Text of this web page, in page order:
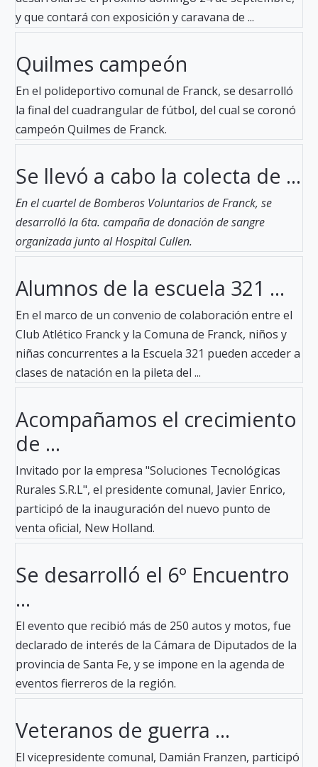
y que contará con exposición y caravana de ...
Quilmes campeón
En el polideportivo comunal de Franck, se desarrolló
la final del cuadrangular de fútbol, del cual se coronó
campeón Quilmes de Franck.
Se llevó a cabo la colecta de ...
En el cuartel de Bomberos Voluntarios de Franck, se
desarrolló la 6ta. campaña de donación de sangre
organizada junto al Hospital Cullen.
Alumnos de la escuela 321 ...
En el marco de un convenio de colaboración entre el
Club Atlético Franck y la Comuna de Franck, niños y
niñas concurrentes a la Escuela 321 pueden acceder a
clases de natación en la pileta del ...
Acompañamos el crecimiento
de ...
Invitado por la empresa "Soluciones Tecnológicas
Rurales S.R.L", el presidente comunal, Javier Enrico,
participó de la inauguración del nuevo punto de
venta oficial, New Holland.
Se desarrolló el 6º Encuentro
...
El evento que recibió más de 250 autos y motos, fue
declarado de interés de la Cámara de Diputados de la
provincia de Santa Fe, y se impone en la agenda de
eventos fierreros de la región.
Veteranos de guerra ...
El vicepresidente comunal, Damián Franzen, participó